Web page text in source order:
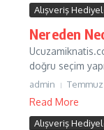
Alışveriş
Nereden
doğru seçim
admin Temmuz
Read More
Alışveriş